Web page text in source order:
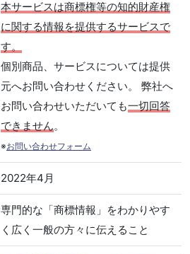
本サービスは商標権等の知的財産権
に関する情報を提供するサービスで
す。
個別商品、サービスについては提供
元へお問い合わせください。 弊社へ
お問い合わせいただいても一切回答
できません。
※お問い合わせフォーム
2022年4月
専門的な「商標情報」をわかりやす
く広く一般の方々に伝えること